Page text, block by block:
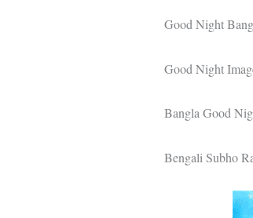
Good Night
Good Night
Bangla Good
Bengali Subho